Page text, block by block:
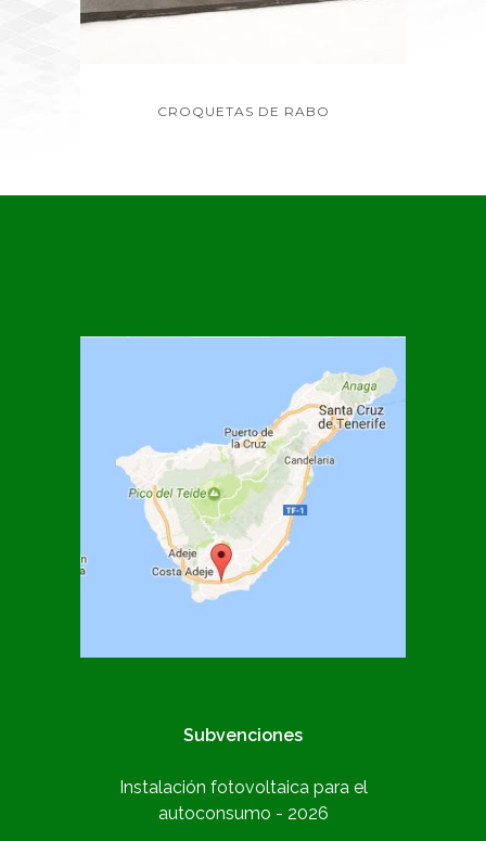
CROQUETAS DE RABO
Subvenciones
Instalación fotovoltaica para el
autoconsumo - 2026